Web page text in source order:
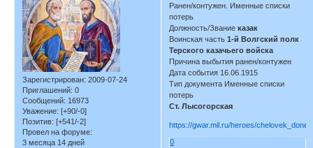
Зарегистрирован: 2009-07-24
Приглашений: 0
Сообщений: 16973
Уважение: [+90/-0]
Позитив: [+541/-2]
Провел на форуме:
3 месяца 14 дней
Ранен/контужен. Именные списки
потерь
Должность/Звание казак
Воинская часть1-й Волгский полк
Терского казачьего войска
Причина выбытия ранен/контужен
Дата события 16.06.1915
Тип документа Именные списки
потерь
Ст. Лысогорская
https://gwar.mil.ru/heroes/
0